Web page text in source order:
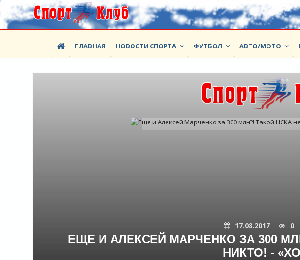
ГЛАВНАЯ НОВОСТИ СПОРТА ФУТБОЛ АВТО/МОТО
17.08.2017 0
ЕЩЕ И АЛЕКСЕЙ МАРЧЕНКО ЗА 300
НИКТО! -